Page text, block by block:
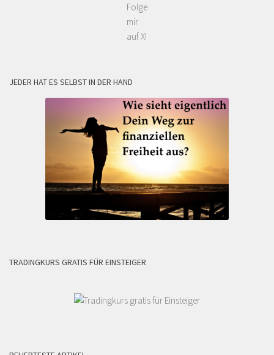
Folge
mir
auf X!
JEDER HAT ES SELBST IN DER HAND
TRADINGKURS GRATIS FÜR EINSTEIGER